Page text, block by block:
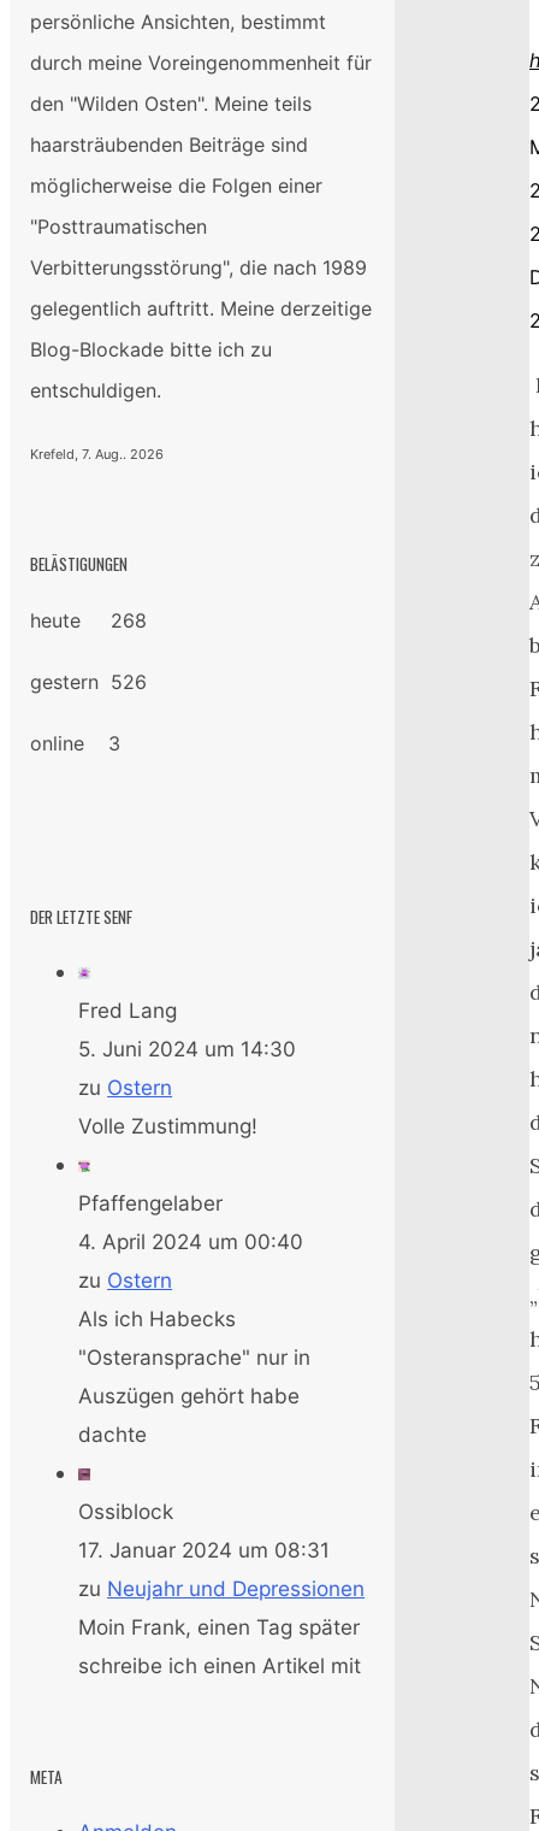
persönliche Ansichten, bestimmt
durch meine Voreingenommenheit für
den "Wilden Osten". Meine teils
haarsträubenden Beiträge sind
möglicherweise die Folgen einer
"Posttraumatischen
Verbitterungsstörung", die nach 1989
gelegentlich auftritt. Meine derzeitige
Blog-Blockade bitte ich zu
entschuldigen.
Krefeld, 7. Aug.. 2026
BELÄSTIGUNGEN
heute 268
gestern 526
online 3
DER LETZTE SENF
Fred Lang
5. Juni 2024 um 14:30
zu Ostern
Volle Zustimmung!
Pfaffengelaber
4. April 2024 um 00:40
zu Ostern
Als ich Habecks
"Osteransprache" nur in
Auszügen gehört habe
dachte
Ossiblock
17. Januar 2024 um 08:31
zu Neujahr und Depressionen
Moin Frank, einen Tag später
schreibe ich einen Artikel mit
META